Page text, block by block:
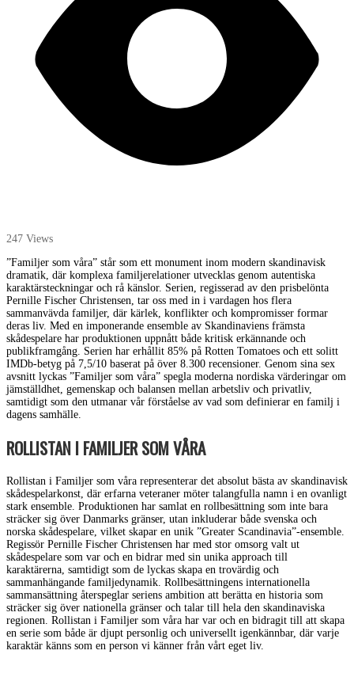
247 Views
”Familjer som våra” står som ett monument inom modern skandinavisk
dramatik, där komplexa familjerelationer utvecklas genom autentiska
karaktärsteckningar och rå känslor. Serien, regisserad av den prisbelönta
Pernille Fischer Christensen, tar oss med in i vardagen hos flera
sammanvävda familjer, där kärlek, konflikter och kompromisser formar
deras liv. Med en imponerande ensemble av Skandinaviens främsta
skådespelare har produktionen uppnått både kritisk erkännande och
publikframgång. Serien har erhållit 85% på Rotten Tomatoes och ett solitt
IMDb-betyg på 7,5/10 baserat på över 8.300 recensioner. Genom sina sex
avsnitt lyckas ”Familjer som våra” spegla moderna nordiska värderingar om
jämställdhet, gemenskap och balansen mellan arbetsliv och privatliv,
samtidigt som den utmanar vår förståelse av vad som definierar en familj i
dagens samhälle.
ROLLISTAN I FAMILJER SOM VÅRA
Rollistan i Familjer som våra representerar det absolut bästa av skandinavisk
skådespelarkonst, där erfarna veteraner möter talangfulla namn i en ovanligt
stark ensemble. Produktionen har samlat en rollbesättning som inte bara
sträcker sig över Danmarks gränser, utan inkluderar både svenska och
norska skådespelare, vilket skapar en unik ”Greater Scandinavia”-ensemble.
Regissör Pernille Fischer Christensen har med stor omsorg valt ut
skådespelare som var och en bidrar med sin unika approach till
karaktärerna, samtidigt som de lyckas skapa en trovärdig och
sammanhängande familjedynamik. Rollbesättningens internationella
sammansättning återspeglar seriens ambition att berätta en historia som
sträcker sig över nationella gränser och talar till hela den skandinaviska
regionen. Rollistan i Familjer som våra har var och en bidragit till att skapa
en serie som både är djupt personlig och universellt igenkännbar, där varje
karaktär känns som en person vi känner från vårt eget liv.